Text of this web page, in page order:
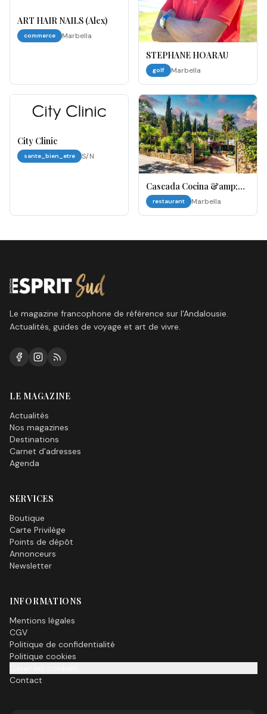
ART HAIR NAILS (Alex)
commerce Marbella
STEPHANE HOARAU
golf Marbella
City Clinic
sante_bien_etre S/N
Cascada Cocina &amp;
Barrestaurant Marbella
Le magazine francophone de référence sur l'Andalousie.
Actualités, guides de voyage et art de vivre.
LE MAGAZINE
Actualités
Nos magazines
Destinations
Carnet d'adresses
Agenda
SERVICES
Boutique
Carte Privilège
Points de dépôt
Annonceurs
Newsletter
INFORMATIONS
Mentions légales
CGV
Politique de confidentialité
Politique cookies
Contact